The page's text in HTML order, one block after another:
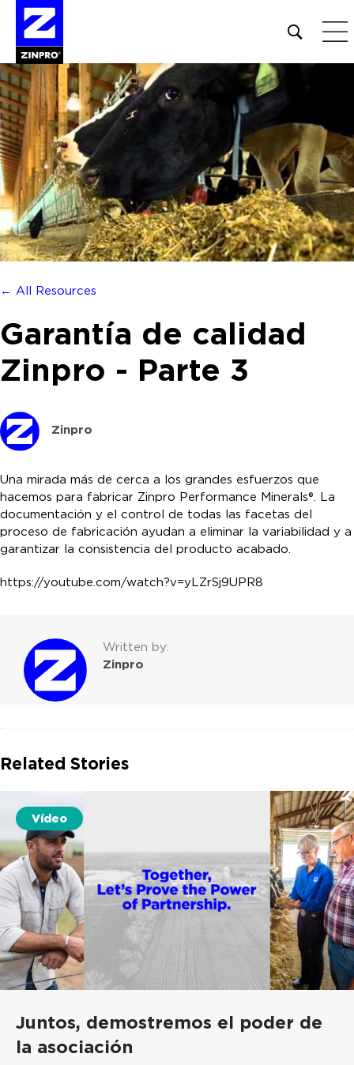
Open
site
search
form
Buscar:
← All Resources
Garantía de calidad
Zinpro - Parte 3
Zinpro
Una mirada más de cerca a los grandes esfuerzos que
hacemos para fabricar Zinpro Performance Minerals®. La
documentación y el control de todas las facetas del
proceso de fabricación ayudan a eliminar la variabilidad y a
garantizar la consistencia del producto acabado.
https://youtube.com/watch?v=yLZrSj9UPR8
Written by:
Zinpro
Related Stories
Vídeo
Juntos, demostremos el poder de
la asociación